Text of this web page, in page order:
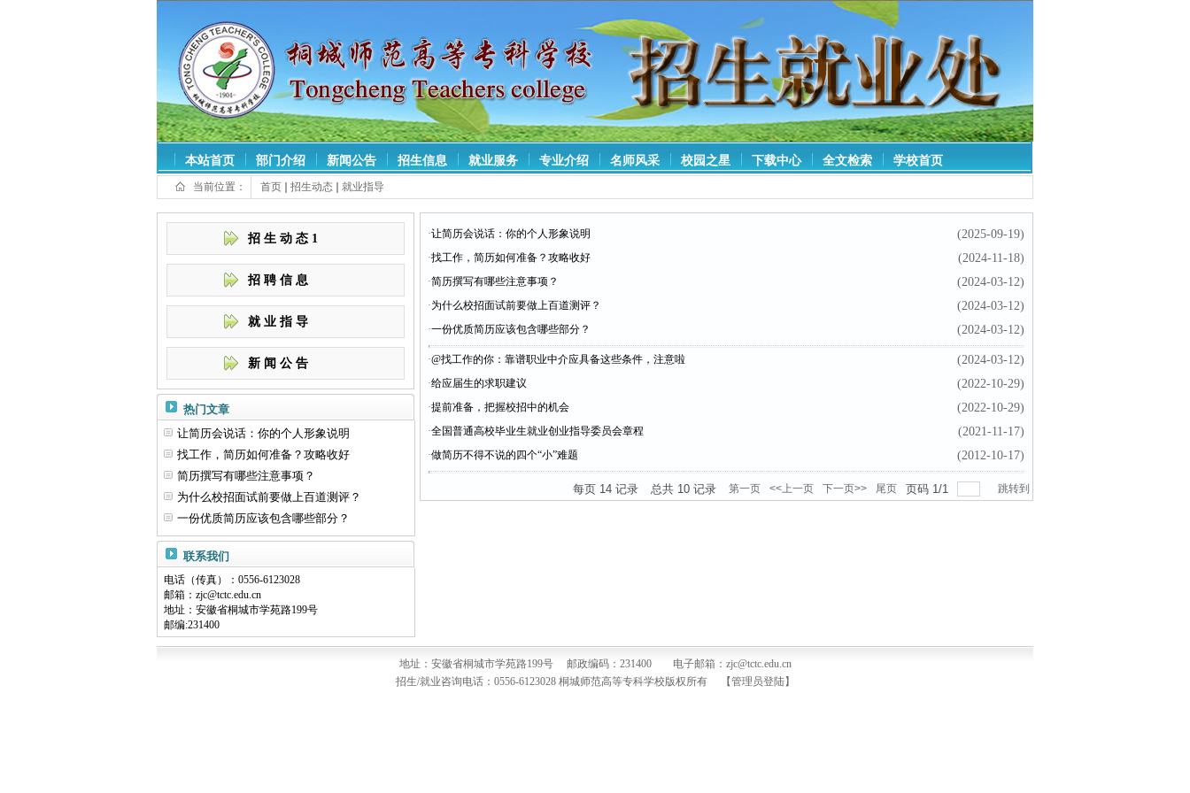
本站首页 部门介绍 新闻公告 招生信息 就业服务 专业介绍 名师风采 校园之星 下载中心 全文检索 学校首页
当前位置： 首页 招生动态 就业指导
·让简历会说话：你的个人形象说明 (2025-09-19)
·找工作，简历如何准备？攻略收好 (2024-11-18)
·简历撰写有哪些注意事项？ (2024-03-12)
·为什么校招面试前要做上百道测评？ (2024-03-12)
·一份优质简历应该包含哪些部分？ (2024-03-12)
·@找工作的你：靠谱职业中介应具备这些条件，注意啦 (2024-03-12)
·给应届生的求职建议 (2022-10-29)
·提前准备，把握校招中的机会 (2022-10-29)
·全国普通高校毕业生就业创业指导委员会章程 (2021-11-17)
·做简历不得不说的四个“小”难题 (2012-10-17)
每页 14 记录 总共 10 记录 第一页 <<上一页 下一页>> 尾页 页码 1/1 跳转到
招生动态1
招聘信息
就业指导
新闻公告
热门文章
让简历会说话：你的个人形象说明
找工作，简历如何准备？攻略收好
简历撰写有哪些注意事项？
为什么校招面试前要做上百道测评？
一份优质简历应该包含哪些部分？
联系我们
电话（传真）：0556-6123028
邮箱： zjc@tctc.edu.cn
地址：安徽省桐城市学苑路199号
邮编:231400
地址：安徽省桐城市学苑路199号 邮政编码：231400 电子邮箱：zjc@tctc.edu.cn
招生/就业咨询电话：0556-6123028 桐城师范高等专科学校版权所有
【管理员登陆】